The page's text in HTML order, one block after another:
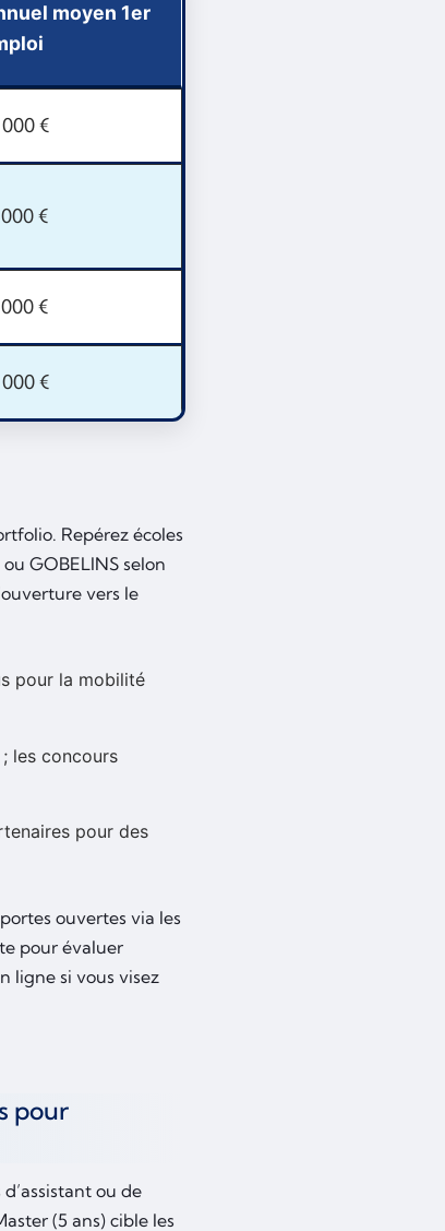
moyen 1er
€
€
€
€
Repérez écoles
GOBELINS selon
vers le
pour la mobilité
les concours
pour des
ouvertes via les
pour évaluer
ligne si vous visez
pour
ou de
(5 ans) cible les